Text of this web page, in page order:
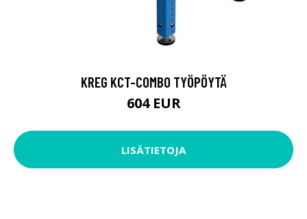
KREG KCT-COMBO TYÖPÖYTÄ
604 EUR
LISÄTIETOJA